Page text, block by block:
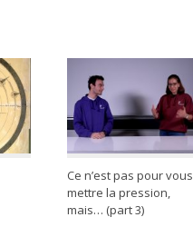
Ce n’est pas pour vous
mettre la pression,
mais… (part 3)